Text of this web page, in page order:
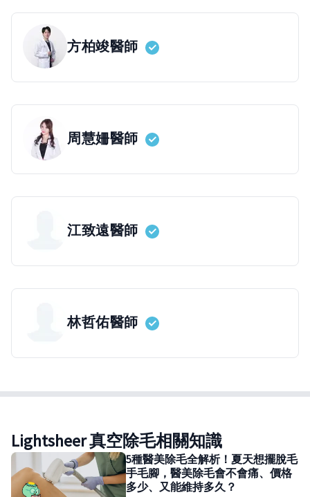
方柏竣醫師
周慧姍醫師
江致遠醫師
林哲佑醫師
Lightsheer 真空除毛相關知識
5種醫美除毛全解析！夏天想擺脫毛
手毛腳，醫美除毛會不會痛、價格
多少、又能維持多久？